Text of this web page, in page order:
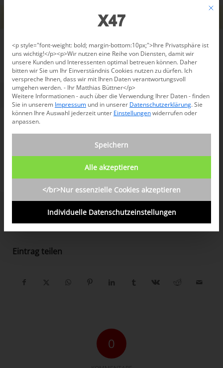
X47@X47.com
/ News-Blog / Kunden / Kunde 7 Jahrreis
Kunde 7 Jahrreis
Eintrag teilen
0
Mit
Datenschutzeinstellungen
<p style="font-weight: bold; margin-bottom:10px;">Ihre Privatsphäre ist
uns wichtig!</p><p>Wir nutzen eine Reihe von Diensten, damit wir
unsere Kunden und Interessenten optimal betreuen können. Daher
bitten wir Sie um Ihr Einverständnis Cookies nutzen zu dürfen. Ich
verspreche Ihnen, dass wir mit Ihren Daten verantwortungsvoll
umgehen werden. - Ihr Matthias Büttner</p>
Weitere Informationen - auch über die Verwendung Ihrer Daten - finden
Sie in unserem Impressum und in unserer Datenschutzerklärung.Sie
können Ihre Auswahl jederzeit unter Einstellungenwiderrufen oder
anpassen.
Speichern
Alle akzeptieren
</br>Nur essenzielle Cookies akzeptieren
Individuelle Datenschutzeinstellungen